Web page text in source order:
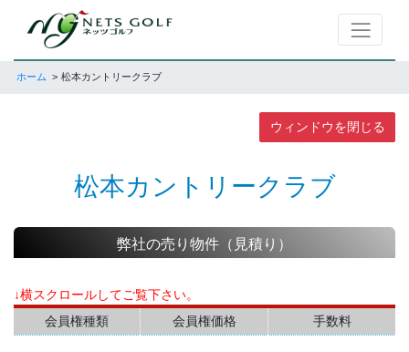
ホーム 松本カントリークラブ
ウィンドウを閉じる
松本カントリークラブ
弊社の売り物件（見積り）
↓横スクロールしてご覧下さい。
会員権種類
会員権価格 手数料